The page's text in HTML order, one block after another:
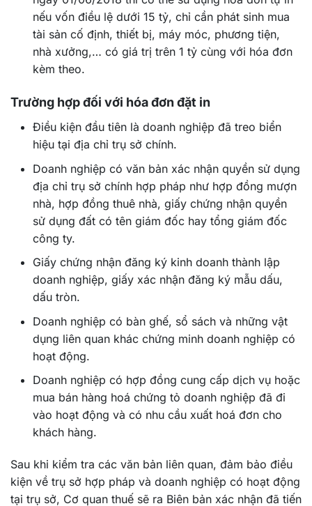
nếu vốn điều lệ dưới 15 tỷ, chỉ cần phát sinh mua
tài sản cố định, thiết bị, máy móc, phương tiện,
nhà xưởng,… có giá trị trên 1 tỷ cùng với hóa đơn
kèm theo.
Trường hợp đối với hóa đơn đặt in
Điều kiện đầu tiên là doanh nghiệp đã treo biển
hiệu tại địa chỉ trụ sở chính.
Doanh nghiệp có văn bản xác nhận quyền sử dụng
địa chỉ trụ sở chính hợp pháp như hợp đồng mượn
nhà, hợp đồng thuê nhà, giấy chứng nhận quyền
sử dụng đất có tên giám đốc hay tổng giám đốc
công ty.
Giấy chứng nhận đăng ký kinh doanh thành lập
doanh nghiệp, giấy xác nhận đăng ký mẫu dấu,
dấu tròn.
Doanh nghiệp có bàn ghế, sổ sách và những vật
dụng liên quan khác chứng minh doanh nghiệp có
hoạt động.
Doanh nghiệp có hợp đồng cung cấp dịch vụ hoặc
mua bán hàng hoá chứng tỏ doanh nghiệp đã đi
vào hoạt động và có nhu cầu xuất hoá đơn cho
khách hàng.
Sau khi kiểm tra các văn bản liên quan, đảm bảo điều
kiện về trụ sở hợp pháp và doanh nghiệp có hoạt động
tại trụ sở, Cơ quan thuế sẽ ra Biên bản xác nhận đã tiến